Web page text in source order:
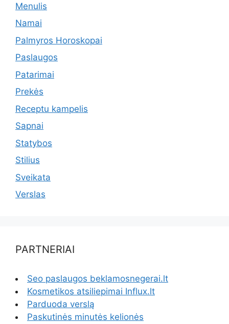
Menulis
Namai
Palmyros Horoskopai
Paslaugos
Patarimai
Prekės
Receptu kampelis
Sapnai
Statybos
Stilius
Sveikata
Verslas
PARTNERIAI
Seo paslaugos beklamosnegerai.lt
Kosmetikos atsiliepimai Influx.lt
Parduoda verslą
Paskutinės minutės kelionės